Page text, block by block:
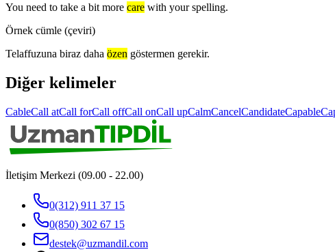
You need to take a bit more care with your spelling.
Örnek cümle (çeviri)
Telaffuzuna biraz daha özen göstermen gerekir.
Diğer kelimeler
CableCall atCall forCall offCall onCall upCalmCancelCandidateCapable
İletişim Merkezi (09.00 - 22.00)
0(312) 911 37 15
0(850) 302 67 15
destek@uzmandil.com